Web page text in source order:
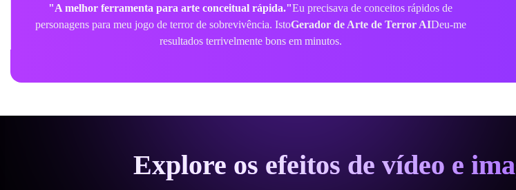
"Meu noivado disparou!"Eu usei o filtro zumbi para um vídeo de tendência de Halloween. Parecia tão
realista que meus seguidores pensaram que era maquiagem profissional. Altamente recomendado!
Explore os efeitos de vídeo e